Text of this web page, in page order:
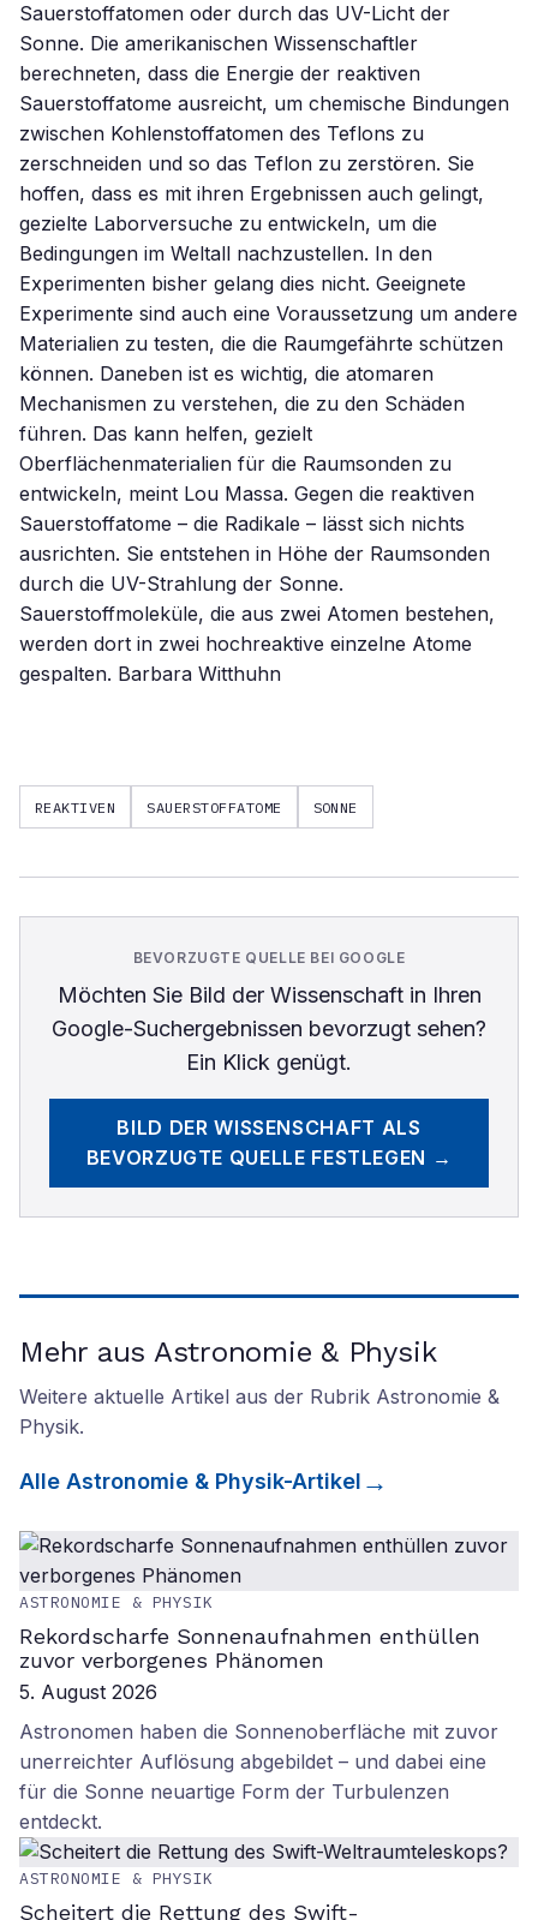
Sauerstoffatomen oder durch das UV-Licht der
Sonne. Die amerikanischen Wissenschaftler
berechneten, dass die Energie der reaktiven
Sauerstoffatome ausreicht, um chemische Bindungen
zwischen Kohlenstoffatomen des Teflons zu
zerschneiden und so das Teflon zu zerstören. Sie
hoffen, dass es mit ihren Ergebnissen auch gelingt,
gezielte Laborversuche zu entwickeln, um die
Bedingungen im Weltall nachzustellen. In den
Experimenten bisher gelang dies nicht. Geeignete
Experimente sind auch eine Voraussetzung um andere
Materialien zu testen, die die Raumgefährte schützen
können. Daneben ist es wichtig, die atomaren
Mechanismen zu verstehen, die zu den Schäden
führen. Das kann helfen, gezielt
Oberflächenmaterialien für die Raumsonden zu
entwickeln, meint Lou Massa. Gegen die reaktiven
Sauerstoffatome – die Radikale – lässt sich nichts
ausrichten. Sie entstehen in Höhe der Raumsonden
durch die UV-Strahlung der Sonne.
Sauerstoffmoleküle, die aus zwei Atomen bestehen,
werden dort in zwei hochreaktive einzelne Atome
gespalten. Barbara Witthuhn
REAKTIVEN SAUERSTOFFATOME SONNE
BEVORZUGTE QUELLE BEI GOOGLE
Möchten Sie Bild der Wissenschaftin Ihren
Google-Suchergebnissen bevorzugt sehen?
Ein Klick genügt.
BILD DER WISSENSCHAFT ALS
BEVORZUGTE QUELLE FESTLEGEN →
Mehr aus Astronomie & Physik
Weitere aktuelle Artikel aus der Rubrik Astronomie &
Physik.
Alle Astronomie & Physik-Artikel
ASTRONOMIE & PHYSIK
Rekordscharfe Sonnenaufnahmen enthüllen
zuvor verborgenes Phänomen
5. August 2026
Astronomen haben die Sonnenoberfläche mit zuvor
unerreichter Auflösung abgebildet – und dabei eine
für die Sonne neuartige Form der Turbulenzen
entdeckt.
ASTRONOMIE & PHYSIK
Scheitert die Rettung des Swift-